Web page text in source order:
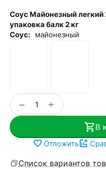
Соус Майонезный легкий
упаковка балк 2 кг
Соус: майонезный
+
−
В
Отложить
Список вариантов